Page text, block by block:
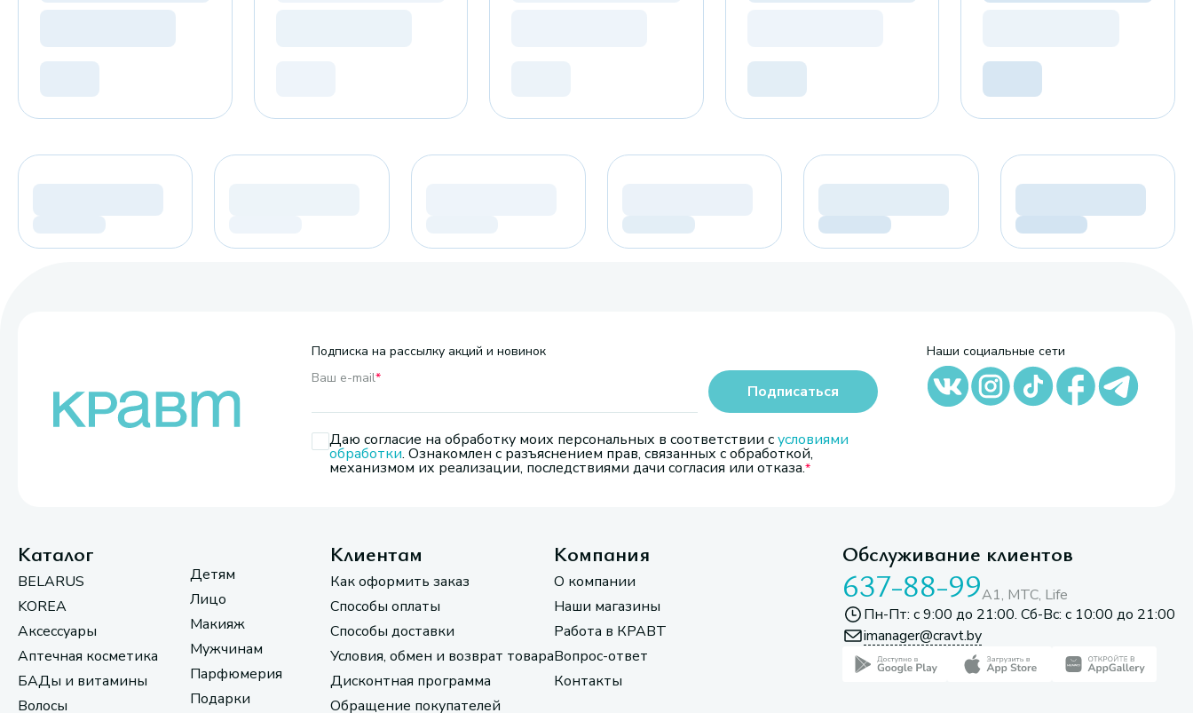
Подписка на рассылку акций и новинок
Ваш e-mail*
Даю согласие на обработку моих персональных в соответствии сусловиями
обработки. Ознакомлен с разъяснением прав, связанных с обработкой,
механизмом их реализации, последствиями дачи согласия или отказа.
Подписаться
Наши социальные сети
Каталог
BELARUS
KOREA
Аксессуары
Аптечная косметика
БАДы и витамины
Волосы
Детям
Лицо
Макияж
Мужчинам
Парфюмерия
Подарки
Клиентам
Как оформить заказ
Способы оплаты
Способы доставки
Условия, обмен и возврат товара
Дисконтная программа
Обращение покупателей
Компания
О компании
Наши магазины
Работа в КРАВТ
Вопрос-ответ
Контакты
Обслуживание клиентов
637-88-99A1, МТС, Life
Пн-Пт: с 9:00 до 21:00. Сб-Вс: с 10:00 до 21:00
imanager@cravt.by